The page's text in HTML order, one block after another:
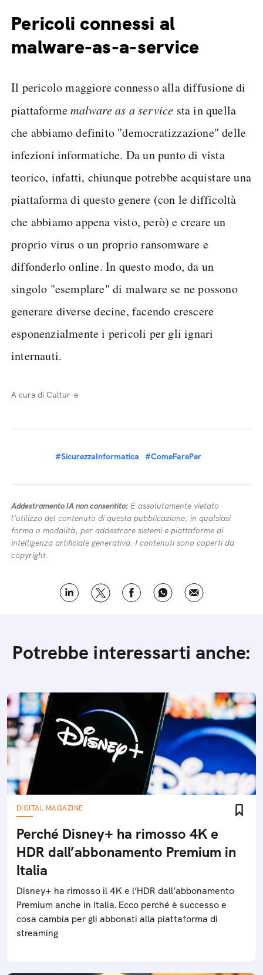
Pericoli connessi al
malware-as-a-service
Il pericolo maggiore connesso alla diffusione di
piattaformemalware as a service sta in quella
che abbiamo definito "democratizzazione" delle
infezioni informatiche. Da un punto di vista
teorico, infatti, chiunque potrebbe acquistare una
piattaforma di questo genere (con le difficoltà
che abbiamo appena visto, però) e creare un
proprio virus o un proprio ransomware e
diffonderlo online. In questo modo, da un
singolo "esemplare" di malware se ne possono
generare diverse decine, facendo crescere
esponenzialmente i pericoli per gli ignari
internauti.
A cura di Cultur-e
#SicurezzaInformatica #ComeFarePer
Addestramento IA non consentito: É assolutamente vietato
l’utilizzo del contenuto di questa pubblicazione, in qualsiasi
forma o modalità, per addestrare sistemi e piattaforme di
intelligenza artificiale generativa. I contenuti sono coperti da
copyright.
Potrebbe interessarti anche:
DIGITAL MAGAZINE
Perché Disney+ ha rimosso 4K e
HDR dall’abbonamento Premium in
Italia
Disney+ ha rimosso il 4K e l’HDR dall’abbonamento
Premium anche in Italia. Ecco perché è successo e
cosa cambia per gli abbonati alla piattaforma di
streaming